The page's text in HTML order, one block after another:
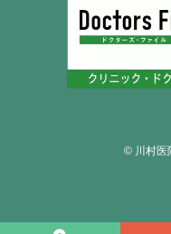
© 川村医